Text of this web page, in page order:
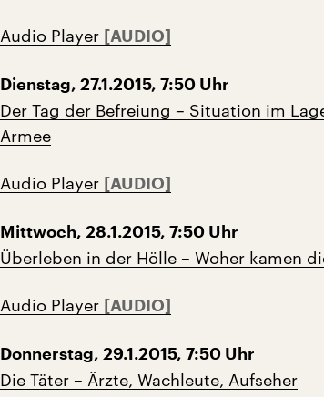
Audio Player
Dienstag, 27.1.2015, 7:50 Uhr
Der Tag der Befreiung – Situation im
Armee
Audio Player
Mittwoch, 28.1.2015, 7:50 Uhr
Überleben in der Hölle – Woher kamen
Audio Player
Donnerstag, 29.1.2015, 7:50 Uhr
Die Täter – Ärzte, Wachleute, Aufseher